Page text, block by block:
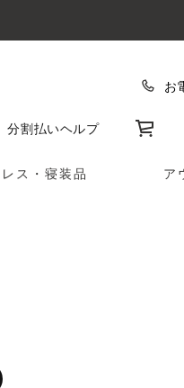
お
分割払いヘルプ カート
ス・寝装品 ア